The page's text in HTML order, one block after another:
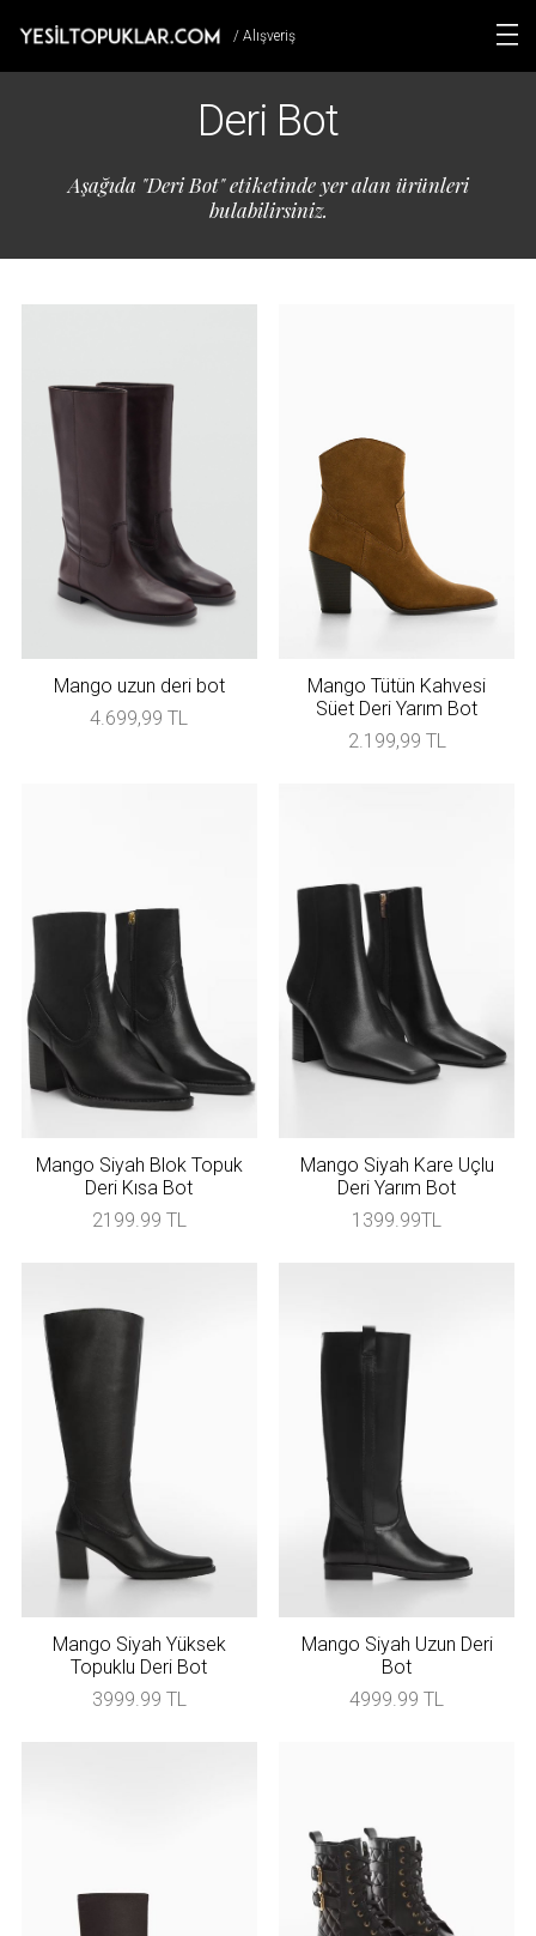
/ Alışveriş
Deri Bot
Aşağıda "Deri Bot" etiketinde yer alan ürünleri
bulabilirsiniz.
Mango uzun deri bot
4.699,99 TL
Mango Tütün Kahvesi
Süet Deri Yarım Bot
2.199,99 TL
Mango Siyah Blok Topuk
Deri Kısa Bot
2199.99 TL
Mango Siyah Kare Uçlu
Deri Yarım Bot
1399.99TL
Mango Siyah Yüksek
Topuklu Deri Bot
3999.99 TL
Mango Siyah Uzun Deri
Bot
4999.99 TL